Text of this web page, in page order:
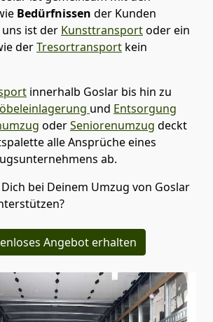
Bedürfnissen der Kunden
ist der Kunsttransportoder ein
derTresortransport kein
innerhalb Goslar bis hin zu
und Entsorgung
oderSeniorenumzug deckt
alle Ansprüche eines
ab.
bei Deinem Umzug von Goslar
Angebot erhalten